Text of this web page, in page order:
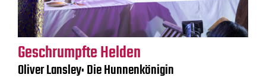
Geschrumpfte Helden
Oliver Lansley: Die Hunnenkönigin